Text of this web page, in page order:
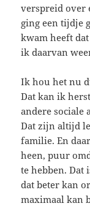
verspreid over
ging een tijdje
kwam heeft
ik daarvan
Ik hou het nu
Dat kan ik
andere sociale
Dat zijn altijd
familie. En
heen, puur
te hebben. Dat
dat beter kan
maximaal kan